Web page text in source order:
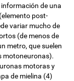
información de una
post-
variar mucho de
(de menos de
metro, que suelen
motoneuronas).
motoras y
de mielina (4)